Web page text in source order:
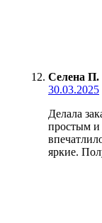
Селена П.
30.03.2025
Делала
простым и
яркие.